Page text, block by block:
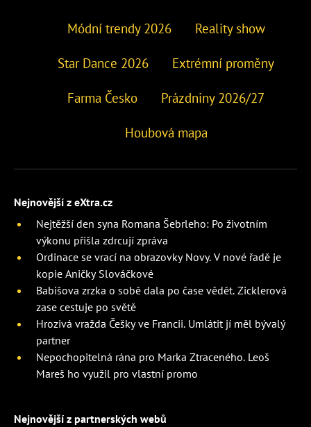
Módní trendy 2026 Reality show
Star Dance 2026 Extrémní proměny
Farma Česko Prázdniny 2026/27
Houbová mapa
Nejnovější z eXtra.cz
Nejtěžší den syna Romana Šebrleho: Po životním
výkonu přišla zdrcují zpráva
Ordinace se vrací na obrazovky Novy. V nové řadě je
kopie Aničky Slováčkové
Babišova zrzka o sobě dala po čase vědět. Zicklerová
zase cestuje po světě
Hrozivá vražda Češky ve Francii. Umlátit jí měl bývalý
partner
Nepochopitelná rána pro Marka Ztraceného. Leoš
Mareš ho využil pro vlastní promo
Nejnovější z partnerských webů